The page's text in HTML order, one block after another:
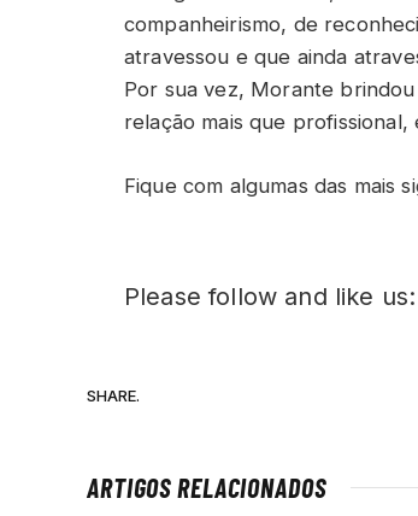
companheirismo, de
atravessou e que ainda
Por sua vez, Morante
relação mais que
Fique com algumas das mais
Please follow and like us:
SHARE.
ARTIGOS RELACIONADOS